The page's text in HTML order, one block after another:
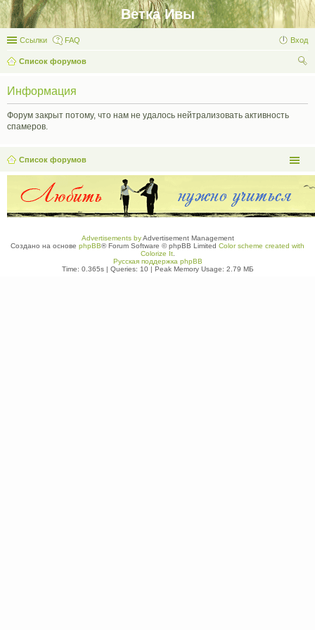
Ветка Ивы
Ссылки FAQ Вход
Список форумов
Информация
Форум закрыт потому, что нам не удалось нейтрализовать активность
спамеров.
Список форумов
Advertisements byAdvertisement Management
Создано на основе phpBB® Forum Software © phpBB Limited Color scheme created with
Colorize It.
Русская поддержка phpBB
Time: 0.365s| Queries: 10| Peak Memory Usage: 2.79 МБ